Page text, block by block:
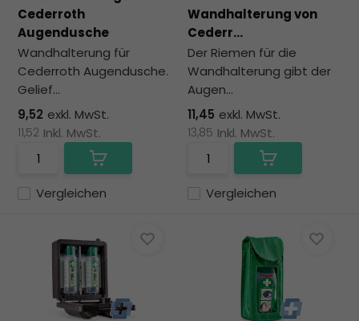
Cederroth
Augendusche
Wandhalterung für
Cederroth Augendusche.
Gelief...
Vergleichen
9,52 exkl. MwSt.
11,52 Inkl. MwSt.
Wandhalterung von
Cederr...
Der Riemen für die
Wandhalterung gibt der
Augen...
Vergleichen
11,45 exkl. MwSt.
13,85 Inkl. MwSt.